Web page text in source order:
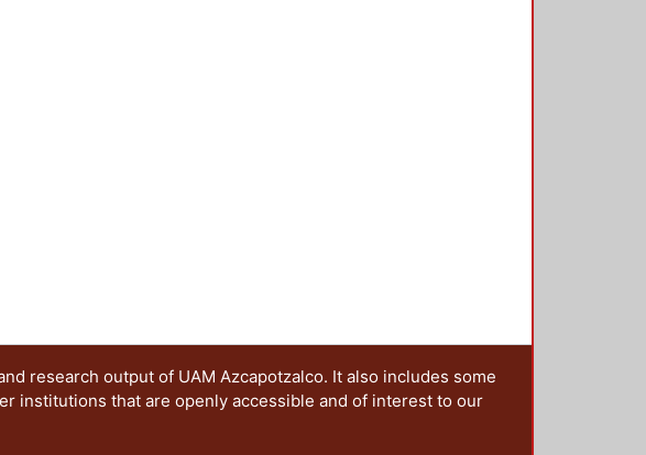
research output of UAM Azcapotzalco. It also includes some
institutions that are openly accessible and of interest to our